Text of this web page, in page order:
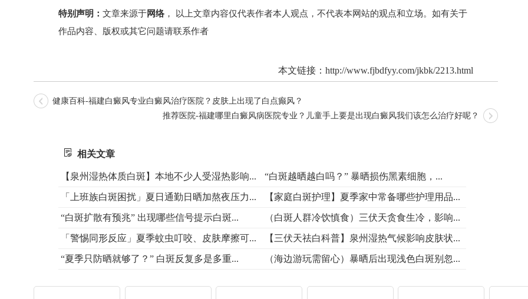
特别声明： 文章来源于网络， 以上文章内容仅代表作者本人观点，不代表本网站的观点和立场。如有关于
作品内容、版权或其它问题请联系作者
本文链接： http://www.fjbdfyy.com/jkbk/2213.html
健康百科-福建白癜风专业白癜风治疗医院？皮肤上出现了白点癫风？
推荐医院-福建哪里白癜风病医院专业？儿童手上要是出现白癜风我们该怎么治疗好呢？
相关文章
【泉州湿热体质白斑】本地不少人受湿热影响... “白斑越晒越白吗？” 暴晒损伤黑素细胞，...
「上班族白斑困扰」夏日通勤日晒加熬夜压力... 【家庭白斑护理】夏季家中常备哪些护理用品...
“白斑扩散有预兆” 出现哪些信号提示白斑... （白斑人群冷饮慎食）三伏天贪食生冷，影响...
「警惕同形反应」夏季蚊虫叮咬、皮肤摩擦可... 【三伏天祛白科普】泉州湿热气候影响皮肤状...
“夏季只防晒就够了？” 白斑反复多是多重... （海边游玩需留心）暴晒后出现浅色白斑别忽...